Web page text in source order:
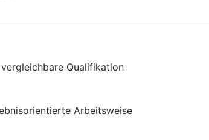
Qualifikation
Arbeitsweise